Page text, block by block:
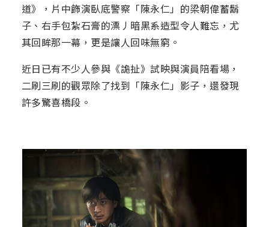
道》，片中飾演臥底警察「陳永仁」的梁朝偉蓄鬍
子、右手包紮石膏的漂丿暗黑系造型令人難忘，尤
其回眸那一幕，更是讓人回味無窮。
近日已有不少人參與《詭扯》試映與演員陪看場，
二刷三刷的觀眾除了找到「陳永仁」影子，還發現
許多驚喜橋段。